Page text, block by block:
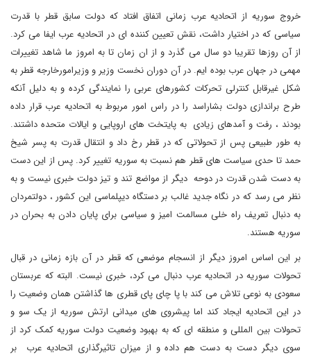
خروج سوریه از اتحادیه عرب زمانی اتفاق افتاد که دولت سابق قطر با قدرت
سیاسی که در اختیار داشت، نقش تعیین کننده ای در اتحادیه عرب ایفا می کرد.
از آن روزها تقریبا دو سال می گذرد و از ان زمان تا به امروز ما شاهد تغییرات
مهمی در جهان عرب بوده ایم. در آن دوران نخست وزیر و وزیرامورخارجه قطر به
شکل غیرقابل کنترلی تحرکات کشورهای عربی را نمایندگی کرده و به دلیل آنکه
طرح براندازی دولت بشاراسد را در راس امور مربوط به اتحادیه عرب قرار داده
بودند ، رفت و آمدهای زیادی به پایتخت های اروپایی و ایالات متحده داشتند.
به طور طبیعی پس از تحولاتی که در قطر رخ داد و انتقال قدرت به پسر شیخ
حمد تا حدی سیاست های قطر هم نسبت به سوریه تغییر کرد. پس از این دست
به دست شدن قدرت در دوحه دیگر از مواضع تند و تیز دولت خبری نیست و به
نظر می رسد که در نگاه جدید غالب بر دستگاه دیپلماسی این کشور ، دولتمردان
به دنبال تعریف راه خلی مسالمت امیز و سیاسی برای پایان دادن به بحران در
سوریه هستند.
بر این اساس امروز دیگر از انسجام موضعی که قطر در آن بازه زمانی در قبال
تحولات سوریه در اتحادیه عرب دنبال می کرد، خبری نیست. البته که عربستان
سعودی به نوعی تلاش می کند با پا چای پای قطری ها گذاشتن همان وضعیت را
در این اتحادیه ایجاد کند اما پیشروی های میدانی ارتش سوریه از یک سو و
تحولات بین المللی و منطقه ای که به بهبود وضعیت دولت سوریه کمک کرد از
سوی دیگر دست به دست هم داده و از میزان تاثیرگذاری اتحادیه عرب بر